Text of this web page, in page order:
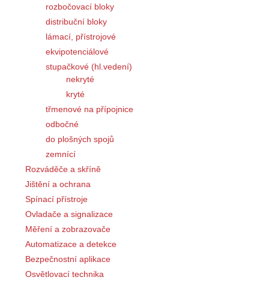
rozbočovací bloky
distribuční bloky
lámací, přístrojové
ekvipotenciálové
stupačkové (hl.vedení)
nekryté
kryté
třmenové na přípojnice
odbočné
do plošných spojů
zemnící
Rozváděče a skříně
Jištění a ochrana
Spínací přístroje
Ovladače a signalizace
Měření a zobrazovače
Automatizace a detekce
Bezpečnostní aplikace
Osvětlovací technika